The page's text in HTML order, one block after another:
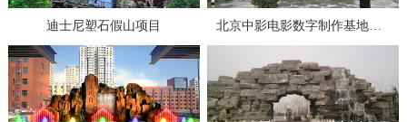
迪士尼塑石假山项目 北京中影电影数字制作基地庭院景观项目